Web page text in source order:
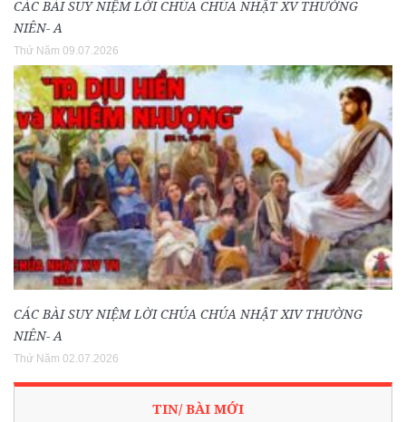
CÁC BÀI SUY NIỆM LỜI CHÚA CHÚA NHẬT XV THƯỜNG
NIÊN- A
Thứ Năm 09.07.2026
CÁC BÀI SUY NIỆM LỜI CHÚA CHÚA NHẬT XIV THƯỜNG
NIÊN- A
Thứ Năm 02.07.2026
TIN/ BÀI MỚI